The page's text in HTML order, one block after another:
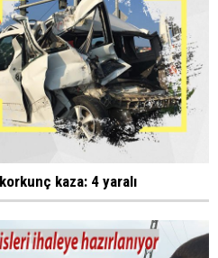
kaza: 4 yaralı